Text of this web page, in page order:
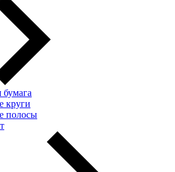
круги
полосы